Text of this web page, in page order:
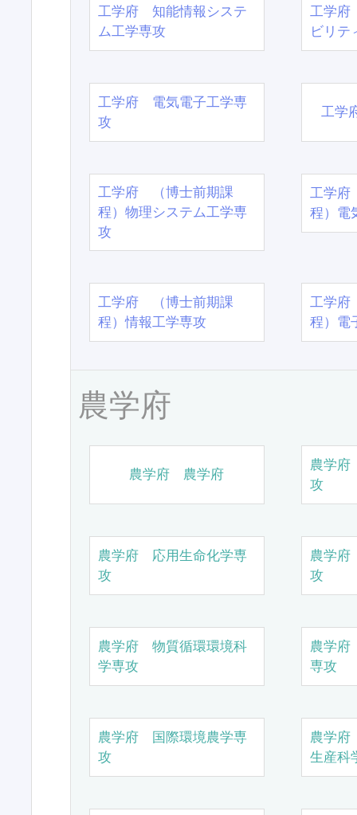
工学府 知能情報システ
ム工学専攻
工学府
ビリテ
工学府 電気電子工学専
攻
工学
工学府 （博士前期課
程）物理システム工学専
攻
工学
程）電
工学府 （博士前期課
程）情報工学専攻
工学
程）電
農学府
農学府 農学府
農学
攻
農学府 応用生命化学専
攻
農学
攻
農学府 物質循環環境科
学専攻
農学
専攻
農学府 国際環境農学専
攻
農学
生産科